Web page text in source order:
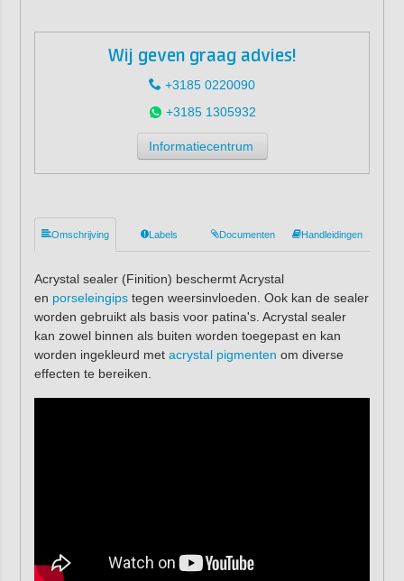
Wij geven graag advies!
+3185 0220090
+3185 1305932
Informatiecentrum
Omschrijving Labels Documenten Handleidingen
Acrystal sealer (Finition) beschermt Acrystal
en porseleingipstegen weersinvloeden. Ook kan de sealer
worden gebruikt als basis voor patina's. Acrystal sealer
kan zowel binnen als buiten worden toegepast en kan
worden ingekleurd met acrystal pigmenten om diverse
effecten te bereiken.